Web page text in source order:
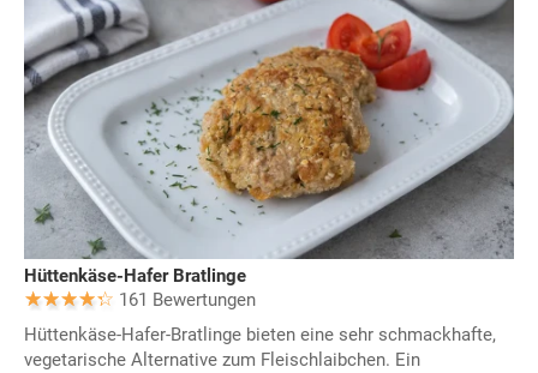
Hüttenkäse-Hafer Bratlinge
161 Bewertungen
Hüttenkäse-Hafer-Bratlinge bieten eine sehr schmackhafte,
vegetarische Alternative zum Fleischlaibchen. Ein